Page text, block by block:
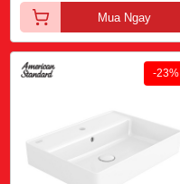
Mua Ngay
-23%